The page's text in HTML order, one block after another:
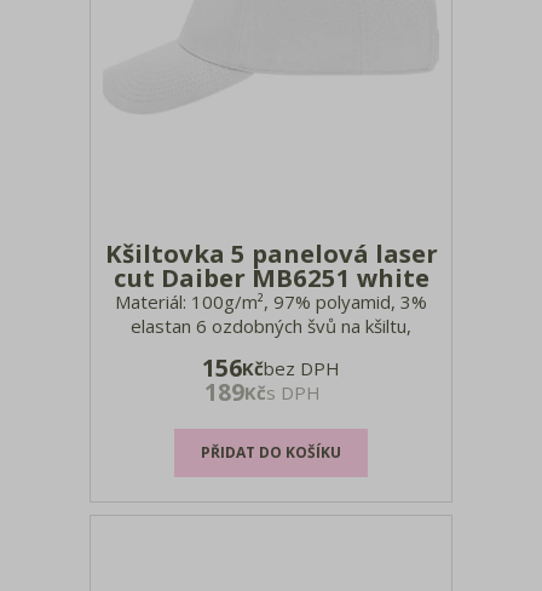
Kšiltovka 5 panelová laser
cut Daiber MB6251 white
Materiál: 100g/m², 97% polyamid, 3%
elastan 6 ozdobných švů na kšiltu,
panel, laserované větrací otvory,
zapínání na suchý zip s elastickým
páskem a plastovou sponou, pratelné
na 40°, ruční praní, nelze sušit v sušičc
156Kčbez DPH
189Kčs DPH